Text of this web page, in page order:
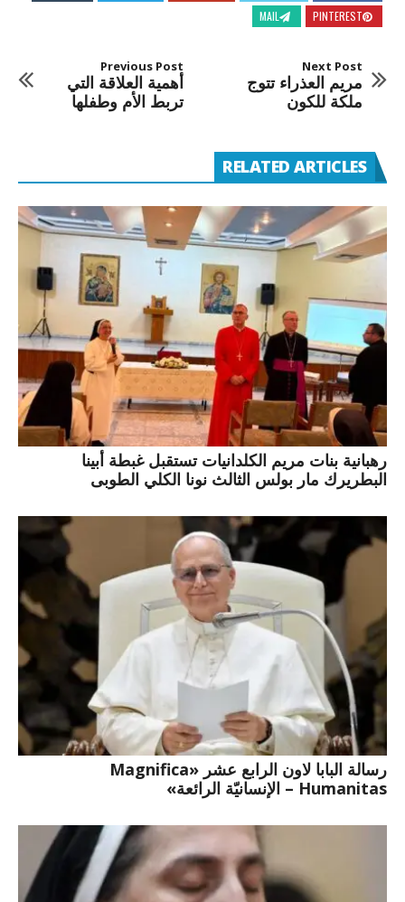
PINTEREST
MAIL
Previous Post
أهمية العلاقة التي
تربط الأم وطفلها
Next Post
مريم العذراء تتوج
ملكة للكون
RELATED ARTICLES
رهبانية بنات مريم الكلدانيات تستقبل غبطة أبينا
البطريرك مار بولس الثالث نونا الكلي الطوبى
رسالة البابا لاون الرابع عشر «Magnifica
Humanitas – الإنسانيّة الرائعة»